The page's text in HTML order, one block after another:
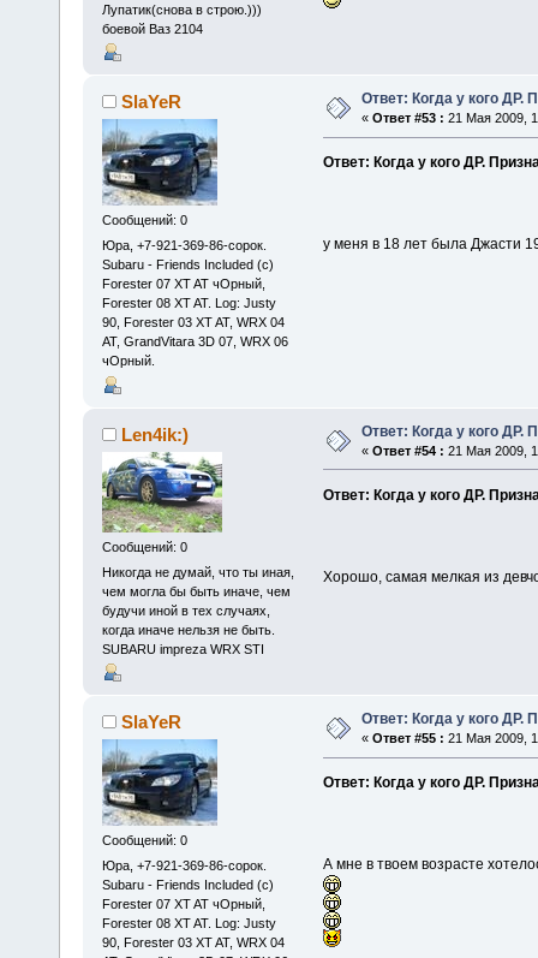
Лупатик(снова в строю.)))
боевой Ваз 2104
SlaYeR
Сообщений: 0
Юра, +7-921-369-86-сорок.
Subaru - Friends Included (c)
Forester 07 XT AT чОрный,
Forester 08 XT AT. Log: Justy
90, Forester 03 XT AT, WRX 04
AT, GrandVitara 3D 07, WRX 06
чОрный.
Ответ: Когда у кого ДР.
« Ответ #53 : 21 Мая 2009,
Ответ: Когда у кого ДР.
у меня в 18 лет была Джасти
Len4ik:)
Сообщений: 0
Никогда не думай, что ты иная,
чем могла бы быть иначе, чем
будучи иной в тех случаях,
когда иначе нельзя не быть.
SUBARU impreza WRX STI
Ответ: Когда у кого ДР.
« Ответ #54 : 21 Мая 2009,
Ответ: Когда у кого ДР.
Хорошо, самая мелкая из
SlaYeR
Сообщений: 0
Юра, +7-921-369-86-сорок.
Subaru - Friends Included (c)
Forester 07 XT AT чОрный,
Forester 08 XT AT. Log: Justy
90, Forester 03 XT AT, WRX 04
Ответ: Когда у кого ДР.
« Ответ #55 : 21 Мая 2009,
Ответ: Когда у кого ДР.
А мне в твоем возрасте